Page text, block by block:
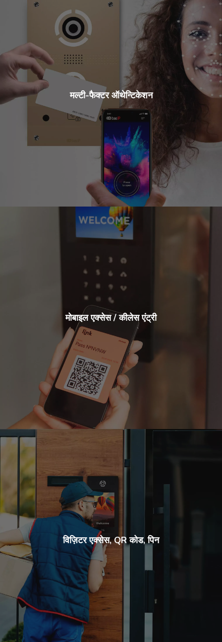
मल्टी-फैक्टर ऑथेन्टिकेशन
मोबाइल एक्सेस / कीलेस एंट्री
विज़िटर एक्सेस, QR कोड, पिन